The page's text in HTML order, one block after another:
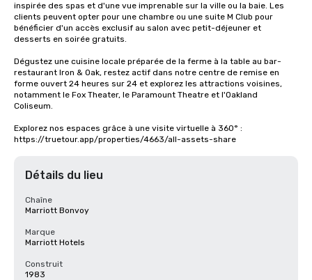
inspirée des spas et d'une vue imprenable sur la ville ou la baie. Les
clients peuvent opter pour une chambre ou une suite M Club pour
bénéficier d'un accès exclusif au salon avec petit-déjeuner et
desserts en soirée gratuits.
Dégustez une cuisine locale préparée de la ferme à la table au bar-
restaurant Iron & Oak, restez actif dans notre centre de remise en
forme ouvert 24 heures sur 24 et explorez les attractions voisines,
notamment le Fox Theater, le Paramount Theatre et l'Oakland
Coliseum.
Explorez nos espaces grâce à une visite virtuelle à 360° :
https://truetour.app/properties/4663/all-assets-share
Détails du lieu
Chaîne
Marriott Bonvoy
Marque
Marriott Hotels
Construit
1983